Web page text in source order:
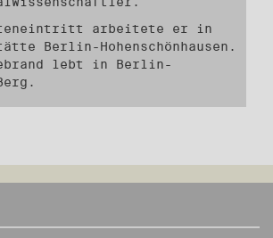
arbeitete er in
Berlin-Hohenschönhausen.
lebt in Berlin-